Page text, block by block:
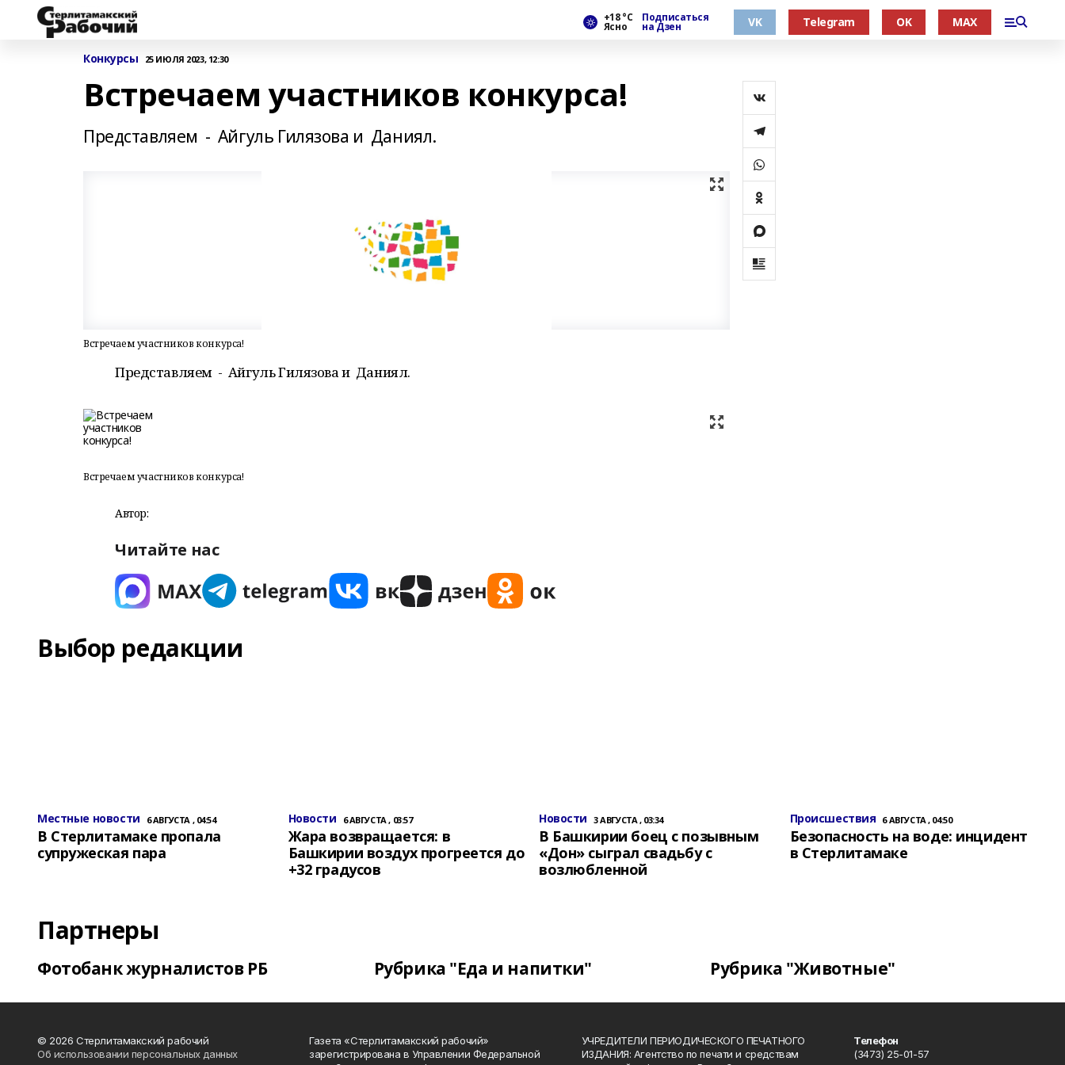
+18 °С
Ясно
Подписаться
на Дзен VK Telegram OK MAX
Конкурсы 25 ИЮЛЯ 2023, 12:30
Встречаем участников конкурса!
Представляем - Айгуль Гилязова и Даниял.
Встречаем участников конкурса!
Представляем - Айгуль Гилязова и Даниял.
Встречаем участников конкурса!
Автор:
Читайте нас
Выбор редакции
Местные новости 6 АВГУСТА , 04:54
В Стерлитамаке пропала
супружеская пара
Новости 6 АВГУСТА , 03:57
Жара возвращается: в
Башкирии воздух прогреется до
+32 градусов
Новости 3 АВГУСТА , 03:34
В Башкирии боец с позывным
«Дон» сыграл свадьбу с
возлюбленной
Происшествия 6 АВГУСТА , 04:50
Безопасность на воде: инцидент
в Стерлитамаке
Партнеры
Фотобанк журналистов РБ Рубрика "Еда и напитки" Рубрика "Животные"
© 2026 Стерлитамакский рабочий
Об использовании персональных данных
Газета «Стерлитамакский рабочий»
зарегистрирована в Управлении Федеральной
УЧРЕДИТЕЛИ ПЕРИОДИЧЕСКОГО ПЕЧАТНОГО
ИЗДАНИЯ: Агентство по печати и средствам
Телефон
(3473) 25-01-57